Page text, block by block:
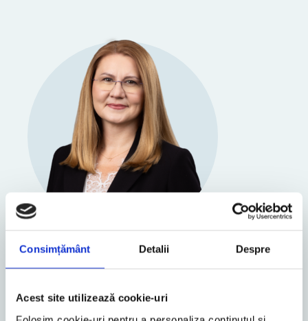
Consimțământ Detalii Despre
Acest site utilizează cookie-uri
Cluj-Napoca
Sorana Cernea
Managing Partner